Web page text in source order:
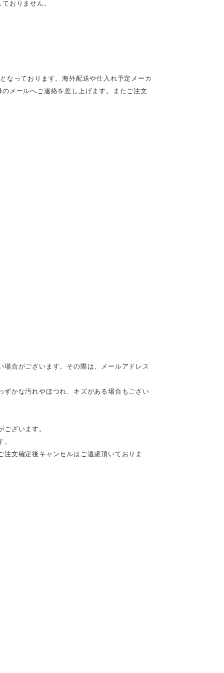
おりません。
なっております。海外配送や仕入れ予定メーカ
メールへご連絡を差し上げます。またご注文
合がございます。その際は、メールアドレス
かな汚れやほつれ、キズがある場合もござい
ざいます。
文確定後キャンセルはご遠慮頂いておりま